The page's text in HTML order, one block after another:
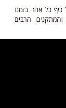
כל אחד בזמנו
הרבים